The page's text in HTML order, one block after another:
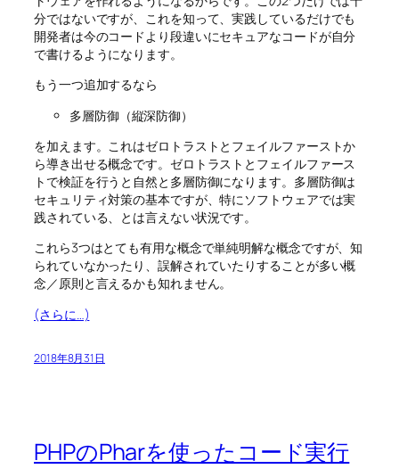
分ではないですが、これを知って、実践しているだけでも
開発者は今のコードより段違いにセキュアなコードが自分
で書けるようになります。
もう一つ追加するなら
多層防御（縦深防御）
を加えます。これはゼロトラストとフェイルファーストか
ら導き出せる概念です。ゼロトラストとフェイルファース
トで検証を行うと自然と多層防御になります。多層防御は
セキュリティ対策の基本ですが、特にソフトウェアでは実
践されている、とは言えない状況です。
これら3つはとても有用な概念で単純明解な概念ですが、知
られていなかったり、誤解されていたりすることが多い概
念／原則と言えるかも知れません。
(さらに…)
2018年8月31日
PHPのPharを使ったコード実行